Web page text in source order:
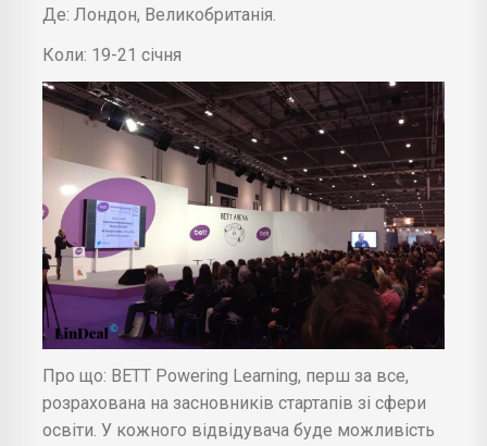
Де: Лондон, Великобританія.
Коли: 19-21 січня
Про що: BETT Powering Learning, перш за все,
розрахована на засновників стартапів зі сфери
освіти. У кожного відвідувача буде можливість